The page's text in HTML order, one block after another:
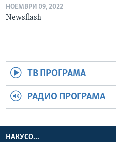
НОЕМВРИ 09, 2022
Newsflash
ТВ ПРОГРАМА
РАДИО ПРОГРАМА
НАКУСО...